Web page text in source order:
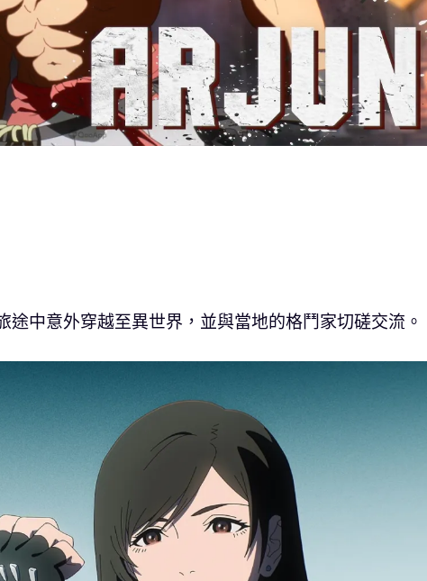
中意外穿越至異世界，並與當地的格鬥家切磋交流。